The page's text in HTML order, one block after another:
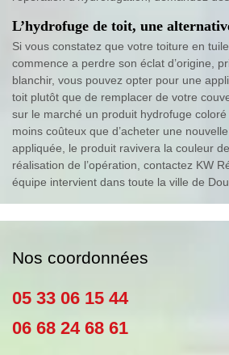
L’hydrofuge de toit, une
Si vous constatez que votre toiture en
commence a perdre son éclat d’origine,
blanchir, vous pouvez opter pour une
toit plutôt que de remplacer de votre
sur le marché un produit hydrofuge
moins coûteux que d’acheter une
appliquée, le produit ravivera la couleur
réalisation de l’opération, contactez KW
équipe intervient dans toute la ville de
Nos coordonnées
05 33 06 15 44
06 68 24 68 61